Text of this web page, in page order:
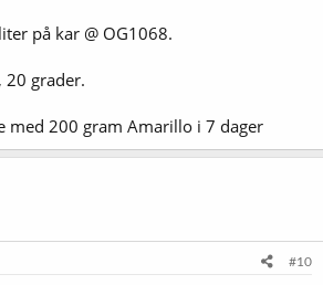
på kar @ OG1068.
20 grader.
med 200 gram Amarillo i 7 dager
#10